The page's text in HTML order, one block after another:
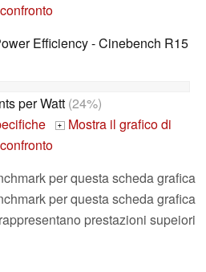
confronto
Efficiency - Cinebench R15
per Watt (24%)
+ Mostra il grafico di
confronto
per questa scheda grafica
per questa scheda grafica
prestazioni supeiori